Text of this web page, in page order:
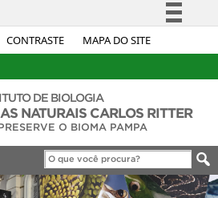
CONTRASTE MAPA DO SITE
Simplifique!
Acesso à informação
Legislação
Canais
DE BIOLOGIA
NATURAIS CARLOS RITTER
O BIOMA PAMPA